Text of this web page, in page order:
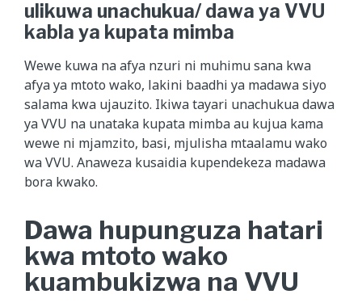
ulikuwa unachukua/ dawa ya VVU
kabla ya kupata mimba
Wewe kuwa na afya nzuri ni muhimu sana kwa
afya ya mtoto wako, lakini baadhi ya madawa siyo
salama kwa ujauzito. Ikiwa tayari unachukua dawa
ya VVU na unataka kupata mimba au kujua kama
wewe ni mjamzito, basi, mjulisha mtaalamu wako
wa VVU. Anaweza kusaidia kupendekeza madawa
bora kwako.
Dawa hupunguza hatari
kwa mtoto wako
kuambukizwa na VVU